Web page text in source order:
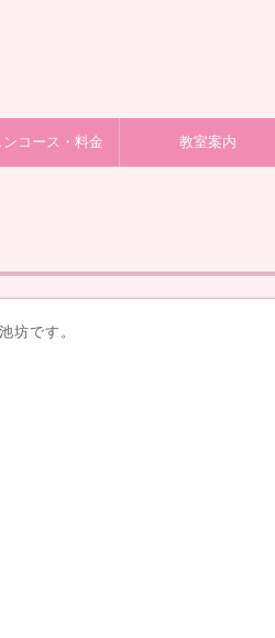
ンコース・料金 教室案内
坊です。